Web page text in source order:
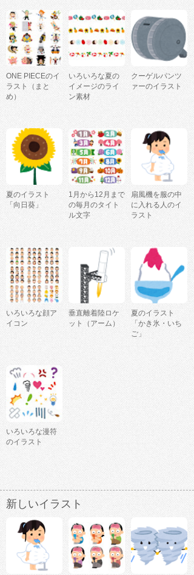
ONE PIECEのイ
ラスト（まと
め）
いろいろな夏の
イメージのライ
ン素材
クーゲルパンツ
ァーのイラスト
夏のイラスト
「向日葵」
1月から12月まで
の毎月のタイト
ル文字
扇風機を服の中
に入れる人のイ
ラスト
いろいろな顔ア
イコン
垂直離着陸ロケ
ット（アーム）
夏のイラスト
「かき氷・いち
ご」
いろいろな漫符
のイラスト
新しいイラスト